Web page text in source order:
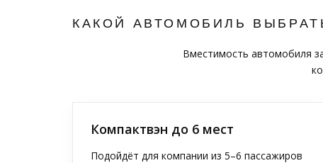
КАКОЙ АВТОМОБИЛЬ
Вместимость автомобиля
Компактвэн до 6 мест
Подойдёт для компании из 5–6 пассажиров